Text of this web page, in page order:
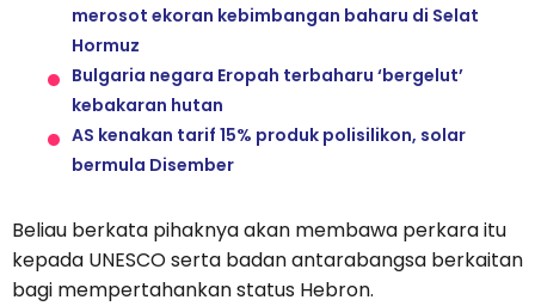
merosot ekoran kebimbangan baharu di Selat
Hormuz
Bulgaria negara Eropah terbaharu ‘bergelut’
kebakaran hutan
AS kenakan tarif 15% produk polisilikon, solar
bermula Disember
Beliau berkata pihaknya akan membawa perkara itu
kepada UNESCO serta badan antarabangsa berkaitan
bagi mempertahankan status Hebron.